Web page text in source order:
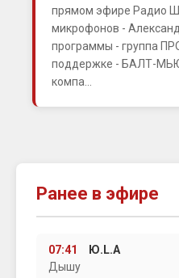
прямом эфире Радио
микрофонов -
программы - группа
поддержке - БАЛТ-
компа...
Ранее в эфире
07:41
Ю.L.А
Дышу